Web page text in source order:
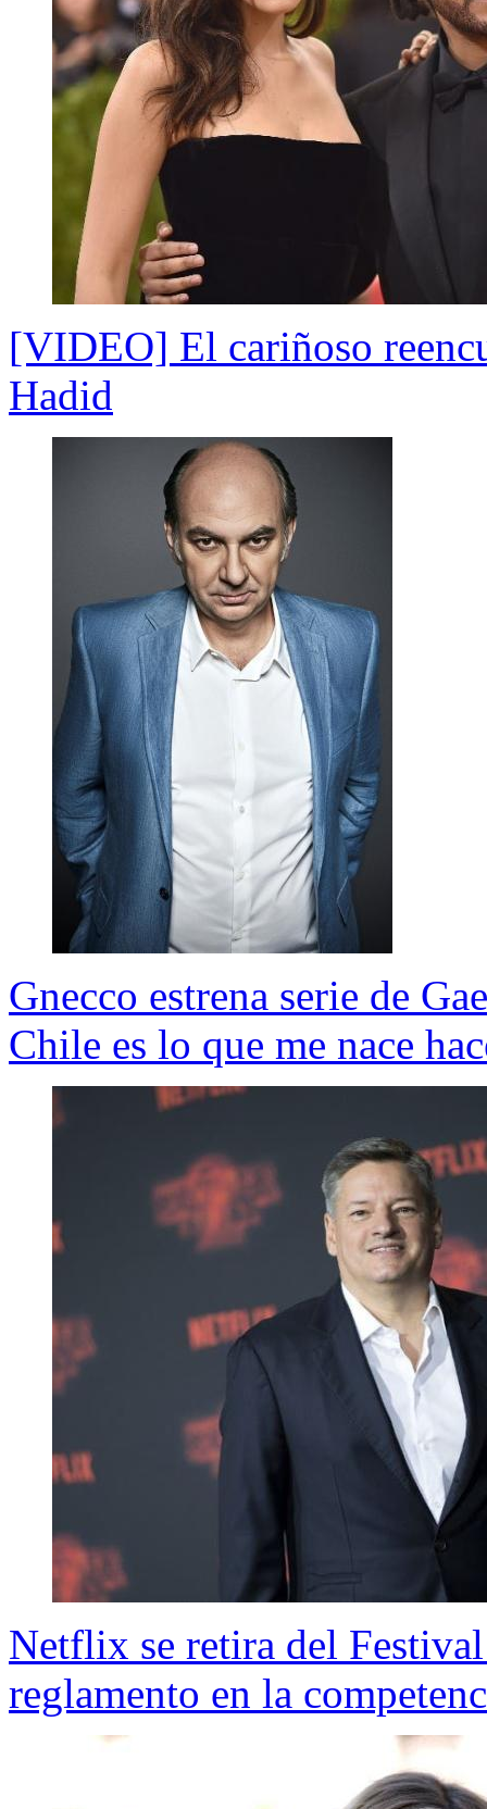
[VIDEO] El cariñoso
Hadid
Gnecco estrena serie de
Chile es lo que me nace
Netflix se retira del
reglamento en la